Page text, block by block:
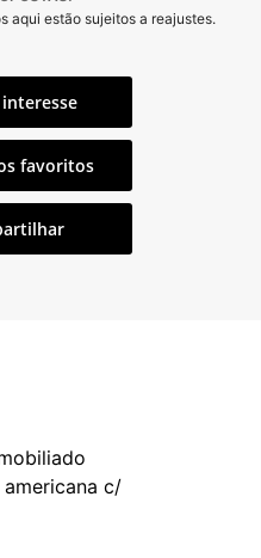
aqui estão sujeitos a reajustes.
favoritos
c/